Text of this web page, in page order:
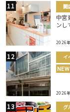
開
中宮
ンし
2026
イ
NEW
2026
グ